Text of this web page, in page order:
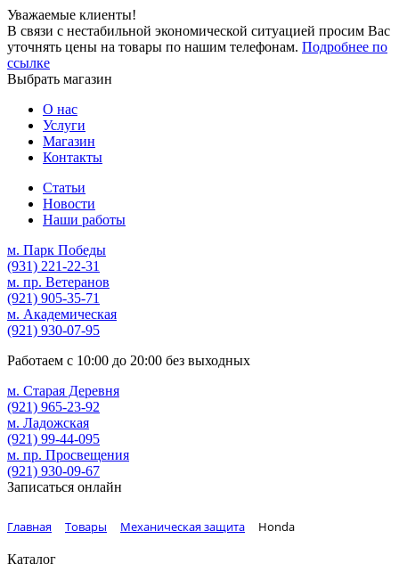
Уважаемые клиенты!
В связи с нестабильной экономической ситуацией просим Вас
уточнять цены на товары по нашим телефонам. Подробнее по
ссылке
Выбрать магазин
О нас
Услуги
Магазин
Контакты
Статьи
Новости
Наши работы
м. Парк Победы
(931) 221-22-31
м. пр. Ветеранов
(921) 905-35-71
м. Академическая
(921) 930-07-95
Работаем с 10:00 до 20:00 без выходных
м. Старая Деревня
(921) 965-23-92
м. Ладожская
(921) 99-44-095
м. пр. Просвещения
(921) 930-09-67
Записаться онлайн
Главная Товары Механическая защита Honda
Каталог